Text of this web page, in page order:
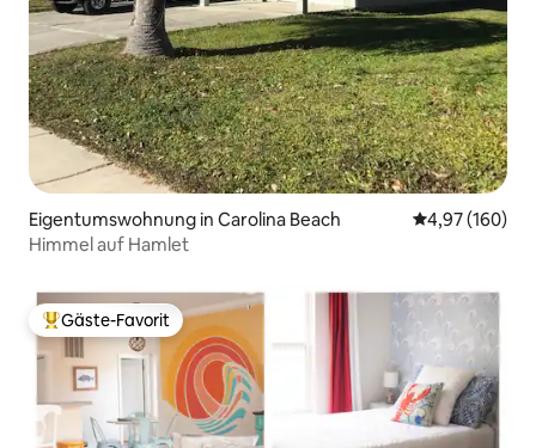
Eigentumswohnung in Carolina Beach
4,97 (160)
Himmel auf Hamlet
Beliebter Gäste-Favorit.
Gäste-Favorit